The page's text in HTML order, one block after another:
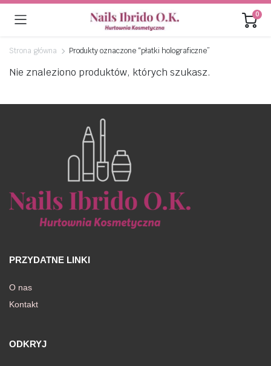
0
Strona główna Produkty oznaczone “płatki holograficzne”
Nie znaleziono produktów, których szukasz.
PRZYDATNE LINKI
O nas
Kontakt
ODKRYJ